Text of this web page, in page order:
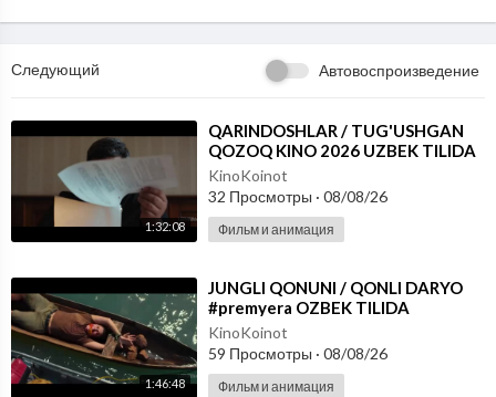
Следующий Автовоспроизведение
1:32:08
⁣QARINDOSHLAR / TUG'USHGAN
QOZOQ KINO 2026 UZBEK TILIDA
KinoKoinot
32 Просмотры · 08/08/26
Фильм и анимация
1:46:48
⁣JUNGLI QONUNI / QONLI DARYO
#premyera OZBEK TILIDA
KinoKoinot
59 Просмотры · 08/08/26
Фильм и анимация